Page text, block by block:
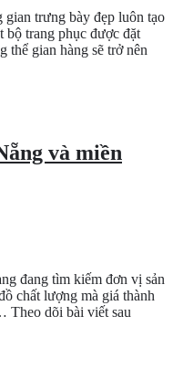
trưng bày đẹp luôn tạo
bộ trang phục được đặt
thể gian hàng sẽ trở nên
và miền
đang tìm kiếm đơn vị sản
chất lượng mà giá thành
Theo dõi bài viết sau